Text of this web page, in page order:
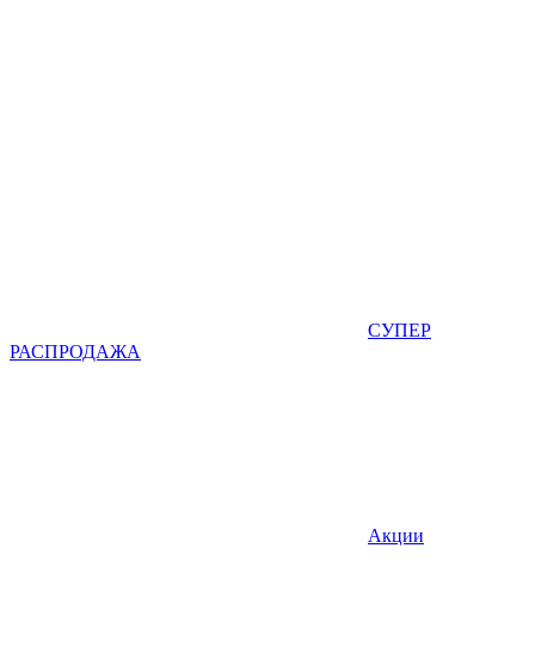
СУПЕР
РАСПРОДАЖА
Акции